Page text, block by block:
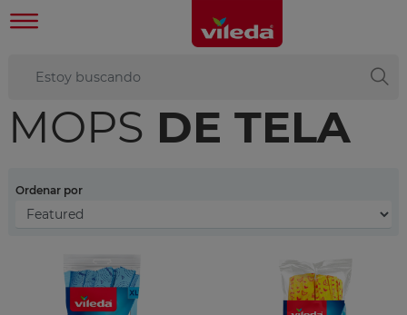
MOPS DE TELA
Ordenar por